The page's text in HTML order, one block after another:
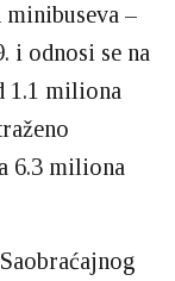
–
i odnosi se na
1.1 miliona
6.3 miliona